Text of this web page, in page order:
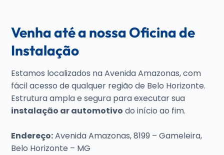
Venha até a nossa Oficina de
Instalação
Estamos localizados na Avenida Amazonas, com
fácil acesso de qualquer região de Belo Horizonte.
Estrutura ampla e segura para executar sua
instalação ar automotivo do início ao fim.
Endereço:Avenida Amazonas, 8199 – Gameleira,
Belo Horizonte – MG